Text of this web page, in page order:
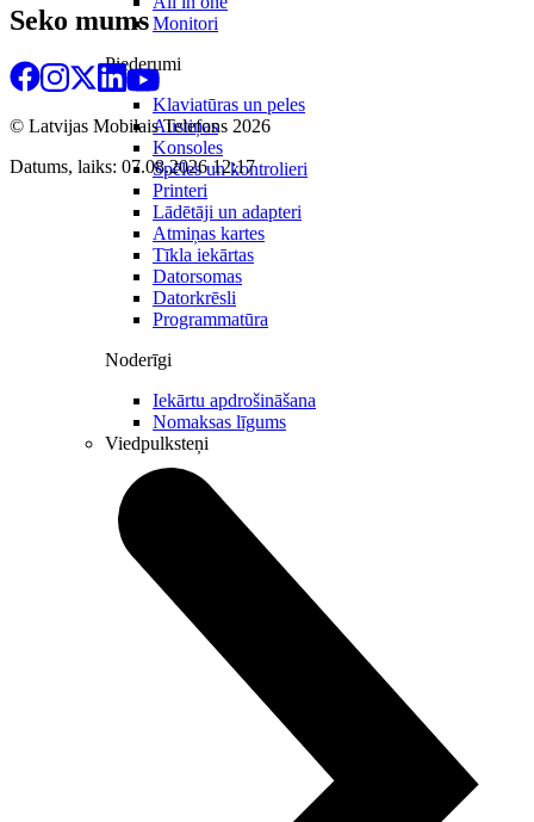
Monitori
Piederumi
Klaviatūras un peles
Austiņas
Konsoles
Spēles un kontrolieri
Printeri
Lādētāji un adapteri
Atmiņas kartes
Tīkla iekārtas
Datorsomas
Datorkrēsli
Programmatūra
Noderīgi
Iekārtu apdrošināšana
Nomaksas līgums
Viedpulksteņi
Seko mums
© Latvijas Mobilais Telefons 2026
Datums, laiks: 07.08.2026 12:17